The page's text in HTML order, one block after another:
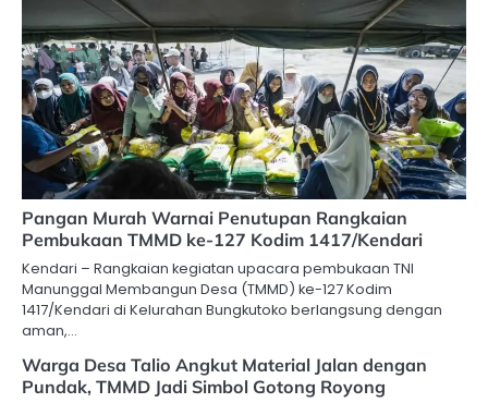
Pangan Murah Warnai Penutupan Rangkaian
Pembukaan TMMD ke-127 Kodim 1417/Kendari
Kendari – Rangkaian kegiatan upacara pembukaan TNI
Manunggal Membangun Desa (TMMD) ke-127 Kodim
1417/Kendari di Kelurahan Bungkutoko berlangsung dengan
aman,…
Warga Desa Talio Angkut Material Jalan dengan
Pundak, TMMD Jadi Simbol Gotong Royong